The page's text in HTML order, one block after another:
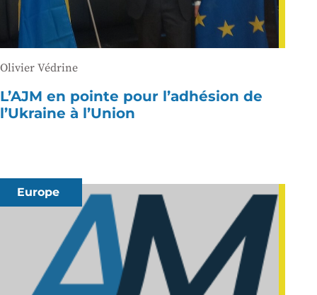
Olivier Védrine
L’AJM en pointe pour l’adhésion de
l’Ukraine à l’Union
Europe